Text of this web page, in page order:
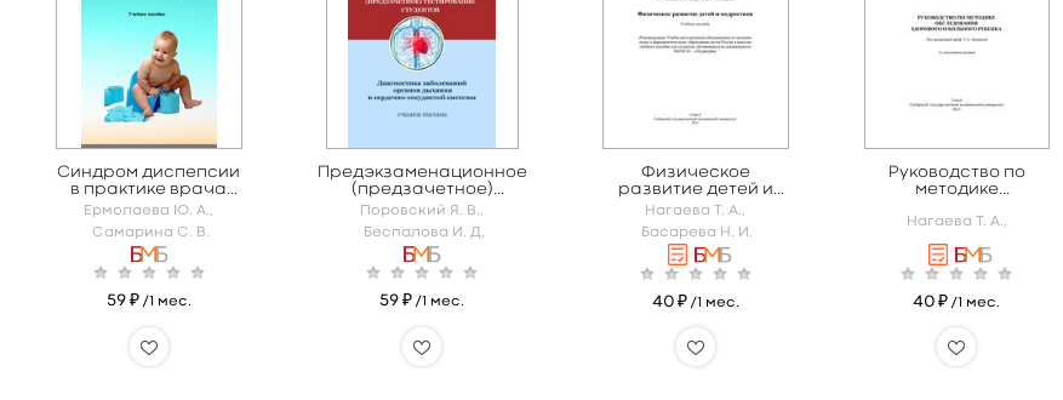
Синдром диспепсии
в практике врача
педиатра
Ермолаева Ю. А.,
Самарина С. В.
59 ₽ /1 мес.
Предэкзаменационное
(предзачетное)
тестирование
Диагностика
заболеваний органов
дыхания и сердечно-
сосудистой системы
Поровский Я. В.,
Беспалова И. Д.
59 ₽/1 мес.
Физическое
развитие детей и
подростков
Нагаева Т. А.,
Басарева Н. И.
40 ₽ /1 мес.
Руководство по
методике
здорового и
Нагаева Т. А.,
40 ₽/1 мес.